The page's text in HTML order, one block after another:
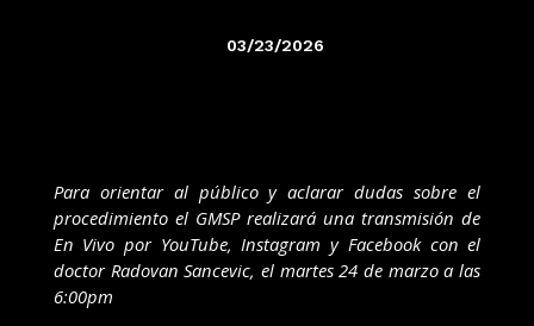
03/23/2026
Para orientar al público y aclarar dudas sobre el
procedimiento el GMSP realizará una transmisión de
En Vivo por YouTube, Instagram y Facebook con el
doctor Radovan Sancevic, el martes 24 de marzo a las
6:00pm